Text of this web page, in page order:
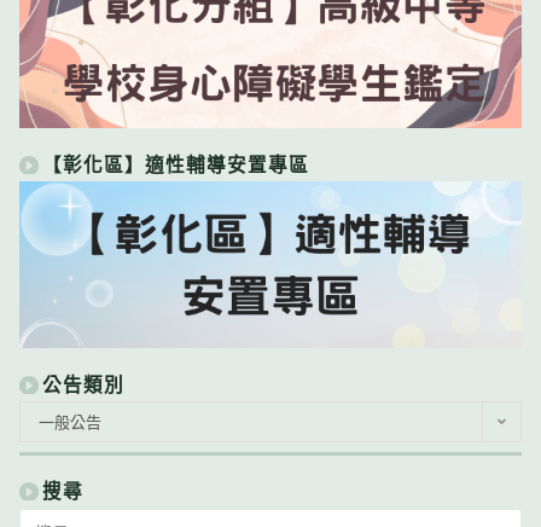
【彰化區】適性輔導安置專區
公告類別
類
別
一般公告
搜尋